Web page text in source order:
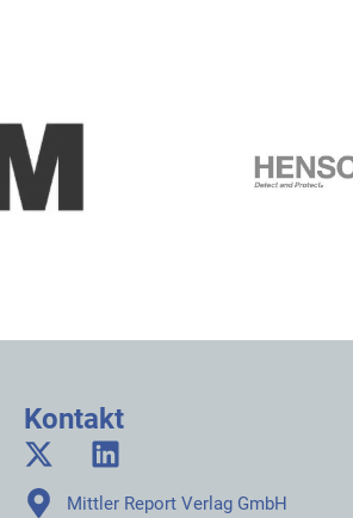
Kontakt
Mittler Report Verlag GmbH